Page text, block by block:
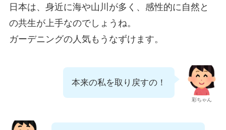
日本は、身近に海や山川が多く、感性的に自然と
の共生が上手なのでしょうね。
ガーデニングの人気もうなずけます。
彩ちゃん
本来の私を取り戻すの！